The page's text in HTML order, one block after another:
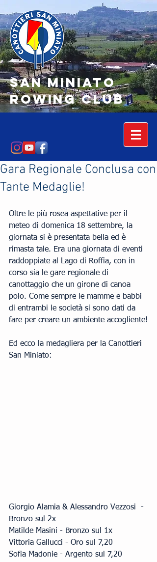
SAN MINIATO
Rowing Club
Gara Regionale Conclusa con
Tante Medaglie!
Oltre le più rosea aspettative per il
meteo di domenica 18 settembre, la
giornata si è presentata bella ed è
rimasta tale. Era una giornata di eventi
raddoppiate al Lago di Roffia, con in
corso sia le gare regionale di
canottaggio che un girone di canoa
polo. Come sempre le mamme e babbi
di entrambi le società si sono dati da
fare per creare un ambiente accogliente!
Ed ecco la medagliera per la Canottieri
San Miniato:
Giorgio Alamia & Alessandro Vezzosi  -
Bronzo sul 2x
Matilde Masini - Bronzo sul 1x
Vittoria Gallucci - Oro sul 7,20
Sofia Madonie - Argento sul 7,20